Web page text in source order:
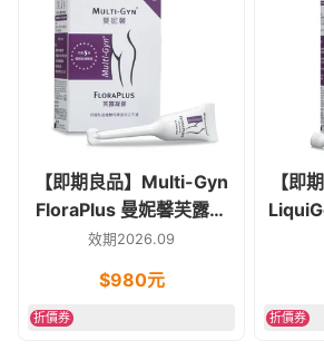
【即期良品】Multi-Gyn
FloraPlus 曼妮馨芙露凝
膠 5ml x5/盒 私密處不適
效期2026.09
$980元
折價券
【即
30g
折價券